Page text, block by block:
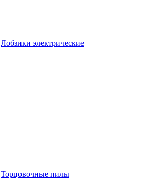
Лобзики электрические
Торцовочные пилы